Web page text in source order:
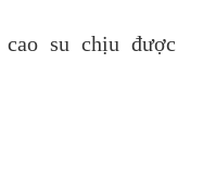
su chịu được